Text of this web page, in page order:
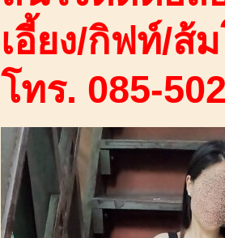
เอี้ยง/กิฟท์/ส้
โทร. 085-